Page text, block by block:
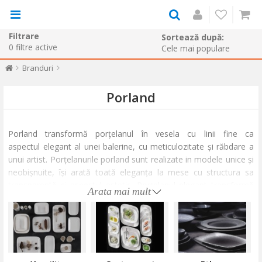
Filtrare
0 filtre active
Sortează după:
Branduri
Porland
Porland transformă porțelanul în vesela cu linii fine ca
aspectul elegant al unei balerine, cu meticulozitate și răbdare a
unui artist. Porțelanurile porland sunt realizate in modele unice și
neobișnuite, își arată toată eleganța la mese cu structura sa
banchetele în sărbători, arătând în același timp o calitate
superioară cu rezistența și structura lor igienica.
Vezi cataloagele Porland:
Porland Alumilite
Arata mai mult